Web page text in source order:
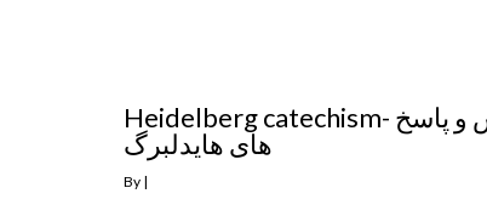
Heidelberg catechism- پرسش و پاسخ
های هایدلبرگ
By |